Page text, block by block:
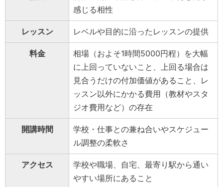
感じる相性
レッスン レベルや目的に沿ったレッスンの提供
料金
相場（およそ1時間5000円程）を大幅
に上回っていないこと、上回る場合は
見合うだけの付加価値があること、レ
ッスン以外にかかる費用（教材やスタ
ジオ費用など）の存在
開講時間
学校・仕事との兼ね合いやスケジュー
ル調整の柔軟さ
アクセス
学校や職場、自宅、最寄り駅から通い
やすい場所にあること